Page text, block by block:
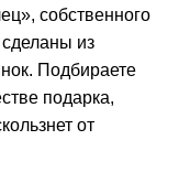
собственного
из
Подбираете
подарка,
от